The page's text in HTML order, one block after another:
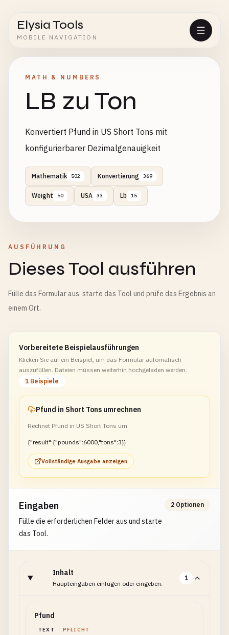
Elysia Tools
MOBILE NAVIGATION
MATH & NUMBERS
LB zu Ton
Konvertiert Pfund in US Short Tons mit
konfigurierbarer Dezimalgenauigkeit
Mathematik 502 Konvertierung 369
Weight 50 USA 33 Lb 15
AUSFÜHRUNG
Dieses Tool ausführen
Fülle das Formular aus, starte das Tool und prüfe das Ergebnis an
einem Ort.
Vorbereitete Beispielausführungen
Klicken Sie auf ein Beispiel, um das Formular automatisch
auszufüllen. Dateien müssen weiterhin hochgeladen werden.
1 Beispiele
Pfund in Short Tons umrechnen
Rechnet Pfund in US Short Tons um
{"result":{"pounds":6000,"tons":3}}
Vollständige Ausgabe anzeigen
Eingaben
Fülle die erforderlichen Felder aus und starte
das Tool.
2 Optionen
Inhalt
Haupteingaben einfügen oder eingeben.
1
Pfund
TEXT PFLICHT